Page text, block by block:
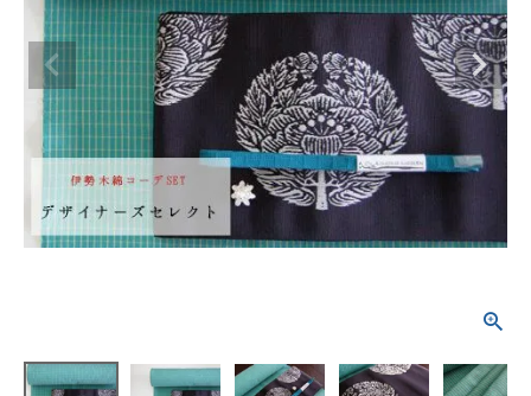
襦袢
小物
通年 5-9月 夏季以外通年 春 夏 秋 冬
カテゴリーから探す
着物 帯 羽織 襦袢 小物
タイプから探す
カジュアル ソシアル フォーマル
在庫有 アーカイブ商品 セール商品
ようこそ ゲスト 様